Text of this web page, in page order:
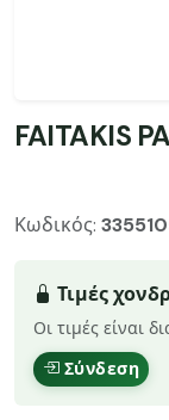
FAITAKIS
Κωδικός:
Τιμές
Οι τιμές είναι
Σύνδεση